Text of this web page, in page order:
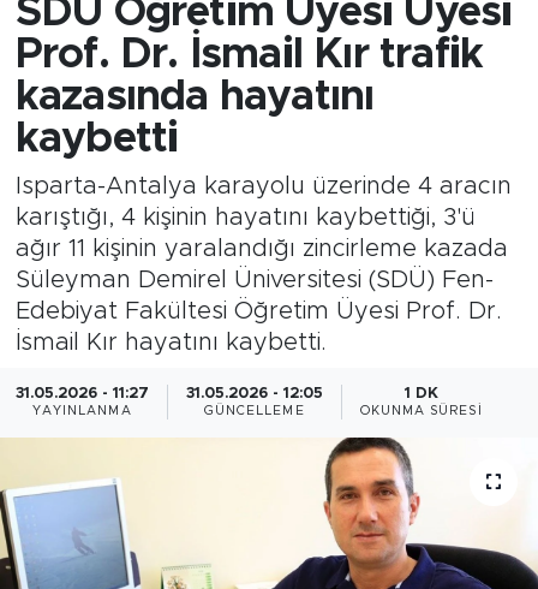
SDÜ Öğretim Üyesi Üyesi
Prof. Dr. İsmail Kır trafik
kazasında hayatını
kaybetti
Isparta-Antalya karayolu üzerinde 4 aracın
karıştığı, 4 kişinin hayatını kaybettiği, 3'ü
ağır 11 kişinin yaralandığı zincirleme kazada
Süleyman Demirel Üniversitesi (SDÜ) Fen-
Edebiyat Fakültesi Öğretim Üyesi Prof. Dr.
İsmail Kır hayatını kaybetti.
31.05.2026 - 11:27
YAYINLANMA
31.05.2026 - 12:05
GÜNCELLEME
1 DK
OKUNMA SÜRESI
İlçeler
Kültür- Sanat
Magazin
Özel Haber
Politika
Spor
Turizm
Son Dakika Haberleri
Haber Arşivi